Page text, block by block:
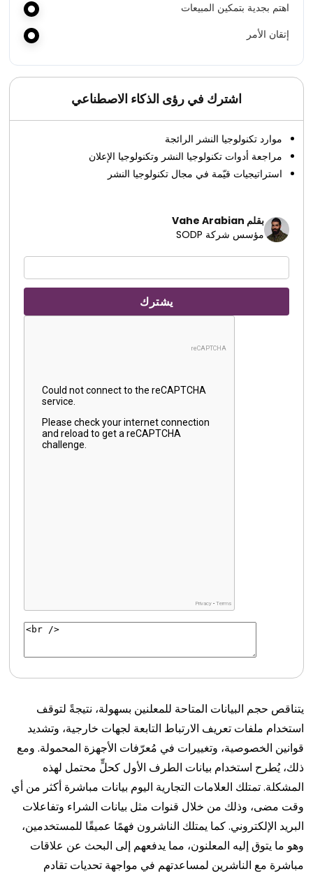
اهتم بجدية بتمكين المبيعات
إتقان الأمر
اشترك في رؤى الذكاء الاصطناعي
موارد تكنولوجيا النشر الرائجة
مراجعة أدوات تكنولوجيا النشر وتكنولوجيا الإعلان
استراتيجيات قيّمة في مجال تكنولوجيا النشر
بقلم Vahe Arabian
مؤسس شركة SODP
يتناقص حجم البيانات المتاحة للمعلنين بسهولة، نتيجةً لتوقف
استخدام ملفات تعريف الارتباط التابعة لجهات خارجية، وتشديد
قوانين الخصوصية، وتغييرات في مُعرّفات الأجهزة المحمولة. ومع
ذلك، يُطرح استخدام بيانات الطرف الأول كحلٍّ محتمل لهذه
المشكلة.تمتلك العلامات التجارية اليوم بيانات مباشرة أكثر من أي
وقت مضى، وذلك من خلال قنوات مثل بيانات الشراء وتفاعلات
البريد الإلكتروني. كما يمتلك الناشرون فهمًا عميقًا للمستخدمين،
وهو ما يتوق إليه المعلنون، ​​مما يدفعهم إلى البحث عن علاقات
مباشرة مع الناشرين لمساعدتهم في مواجهة تحديات تقادم